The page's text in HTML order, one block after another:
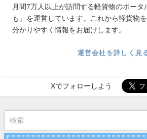
月間7万人以上が訪問する軽貨物のポータ
も』を運営しています。これから軽貨物
分かりやすく情報をお届けします。
運営会社を詳しく見
Xでフォローしよう